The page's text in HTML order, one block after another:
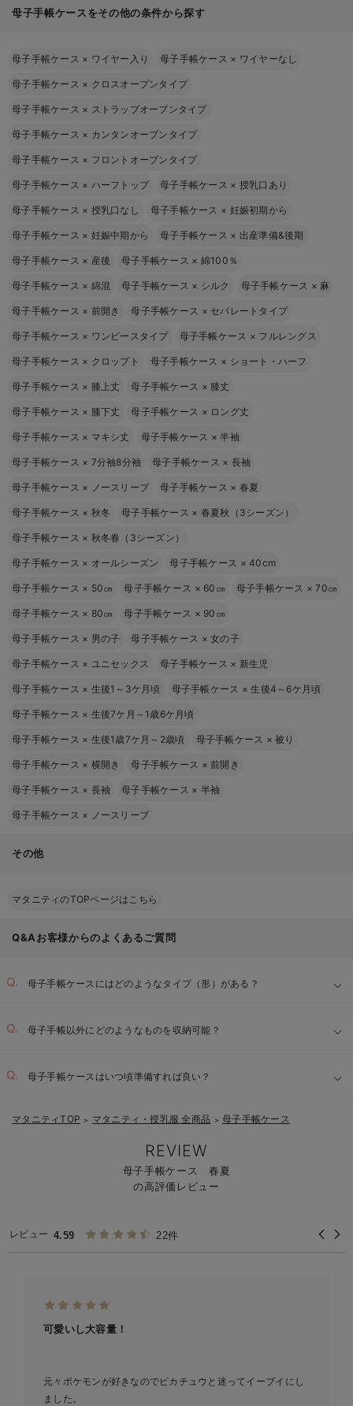
母子手帳ケースをその他の条件から探す
母子手帳ケース × ワイヤー入り 母子手帳ケース × ワイヤーなし
母子手帳ケース × クロスオープンタイプ
母子手帳ケース × ストラップオープンタイプ
母子手帳ケース × カンタンオープンタイプ
母子手帳ケース × フロントオープンタイプ
母子手帳ケース × ハーフトップ 母子手帳ケース × 授乳口あり
母子手帳ケース × 授乳口なし 母子手帳ケース × 妊娠初期から
母子手帳ケース × 妊娠中期から 母子手帳ケース × 出産準備&後期
母子手帳ケース × 産後 母子手帳ケース × 綿100％
母子手帳ケース × 綿混 母子手帳ケース × シルク 母子手帳ケース × 麻
母子手帳ケース × 前開き 母子手帳ケース × セパレートタイプ
母子手帳ケース × ワンピースタイプ 母子手帳ケース × フルレングス
母子手帳ケース × クロップト 母子手帳ケース × ショート・ハーフ
母子手帳ケース × 膝上丈 母子手帳ケース × 膝丈
母子手帳ケース × 膝下丈 母子手帳ケース × ロング丈
母子手帳ケース × マキシ丈 母子手帳ケース ×半袖
母子手帳ケース × 7分袖8分袖 母子手帳ケース × 長袖
母子手帳ケース × ノースリーブ 母子手帳ケース × 春夏
母子手帳ケース × 秋冬 母子手帳ケース × 春夏秋（3シーズン）
母子手帳ケース × 秋冬春（3シーズン）
母子手帳ケース × オールシーズン 母子手帳ケース ×40cm
母子手帳ケース × 50㎝ 母子手帳ケース × 60㎝ 母子手帳ケース ×70㎝
母子手帳ケース × 80㎝ 母子手帳ケース × 90㎝
母子手帳ケース × 男の子 母子手帳ケース ×女の子
母子手帳ケース × ユニセックス 母子手帳ケース × 新生児
母子手帳ケース × 生後1～3ケ月頃 母子手帳ケース ×生後4～6ケ月頃
母子手帳ケース × 生後7ケ月～1歳6ケ月頃
母子手帳ケース × 生後1歳7ケ月～2歳頃 母子手帳ケース ×被り
母子手帳ケース × 横開き 母子手帳ケース ×前開き
母子手帳ケース × 長袖 母子手帳ケース × 半袖
母子手帳ケース × ノースリーブ
その他
マタニティのTOPページはこちら
Q&Aお客様からのよくあるご質問
母子手帳ケースにはどのようなタイプ（形）がある？
母子手帳以外にどのようなものを収納可能？
母子手帳ケースはいつ頃準備すれば良い？
マタニティTOP ＞ マタニティ・授乳服 全商品 ＞ 母子手帳ケース
REVIEW
母子手帳ケース 春夏
の高評価レビュー
レビュー 4.59 22件
可愛いし大容量！
元々ポケモンが好きなのでピカチュウと迷ってイーブイにし
ました。